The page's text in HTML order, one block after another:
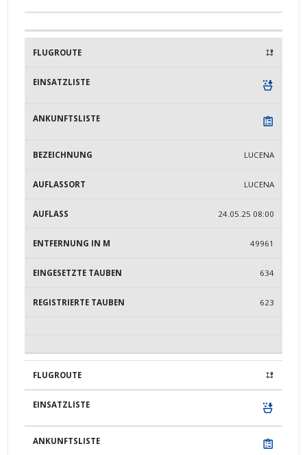
LUCENA
LUCENA
24.05.25 08:00
49961
634
623